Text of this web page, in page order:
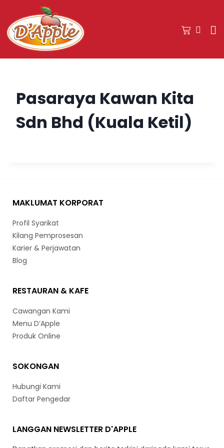
Pasaraya Kawan Kita
Sdn Bhd (Kuala Ketil)
MAKLUMAT KORPORAT
Profil Syarikat
Kilang Pemprosesan
Karier & Perjawatan
Blog
RESTAURAN & KAFE
Cawangan Kami
Menu D’Apple
Produk Online
SOKONGAN
Hubungi Kami
Daftar Pengedar
LANGGAN NEWSLETTER D'APPLE